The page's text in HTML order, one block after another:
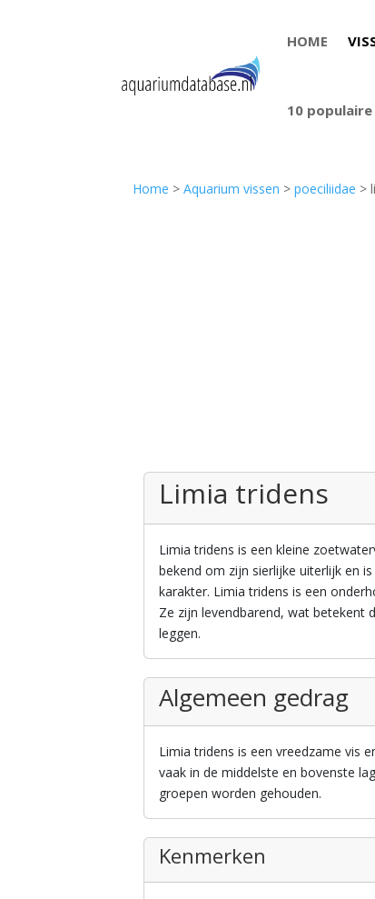
HOME
10
Home >Aquarium vissen >poeciliidae >
Limia tridens
Limia tridens is een kleine
bekend om zijn sierlijke uiterlijk en
karakter. Limia tridens is een
Ze zijn levendbarend, wat betekent
leggen.
Algemeen gedrag
Limia tridens is een vreedzame vis
vaak in de middelste en bovenste
groepen worden gehouden.
Kenmerken